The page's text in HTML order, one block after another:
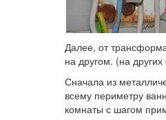
Далее, от
на другом. (на
Сначала из
всему периметру
комнаты с шагом